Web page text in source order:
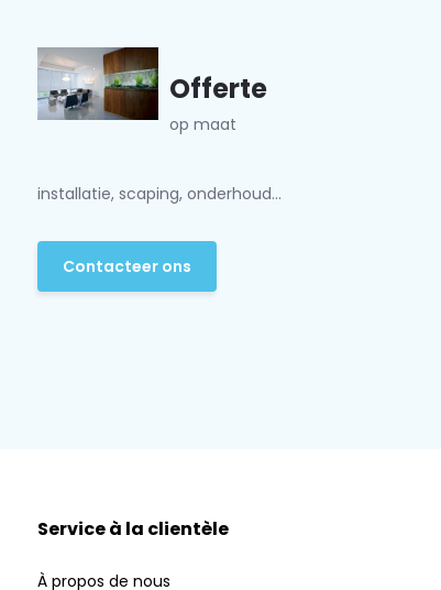
Offerte
op maat
installatie, scaping, onderhoud...
Contacteer ons
Service à la clientèle
À propos de nous